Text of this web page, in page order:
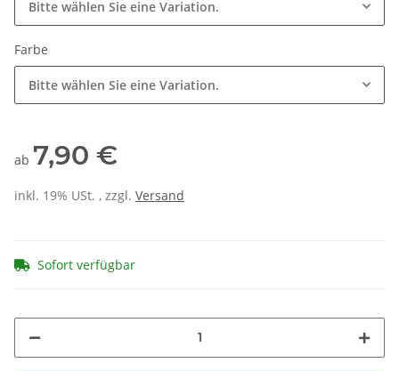
Bitte wählen Sie eine Variation.
Farbe
Bitte wählen Sie eine Variation.
ab 7,90 €
inkl. 19% USt. , zzgl. Versand
Sofort verfügbar